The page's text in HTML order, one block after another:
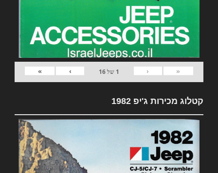
«
‹
1 של16
›
»
קטלוג מכירות ג'יפ 1982